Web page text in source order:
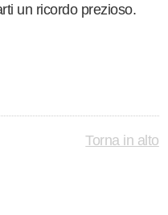
un ricordo prezioso.
Torna in alto